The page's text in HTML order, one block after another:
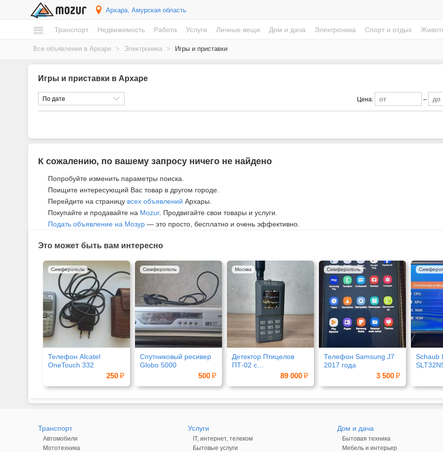
Архара, Амурская область
Транспорт Недвижимость Работа Услуги Личные вещи Дом и дача Электроника Спорт и отдых
Все объявления в Архаре > Электроника > Игры и приставки
Игры и приставки в Архаре
По дате Цена: –
К сожалению, по вашему запросу ничего не найдено
Попробуйте изменить параметры поиска.
Поищите интересующий Вас товар в другом городе.
Перейдите на страницу всех объявлений Архары.
Покупайте и продавайте на Mozur. Продвигайте свои товары и услуги.
Подать объявление на Мозур — это просто, бесплатно и очень эффективно.
Это может быть вам интересно
Телефон Alcatel
OneTouch 332
250
Симферополь
Спутниковый ресивер
Globo 5000
500
Симферополь
Детектор Птицелов
ПТ-02 с
видеоперехватом89 000
Москва
Телефон Samsung J7
2017 года
3 500
Симферополь
Schaub
Транспорт
Автомобили
Мототехника
Услуги
IT, интернет, телеком
Бытовые услуги
Дом и дача
Бытовая техника
Мебель и интерьер